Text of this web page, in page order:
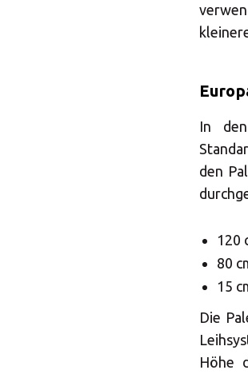
In
den
120
80
15
Die
Höhe